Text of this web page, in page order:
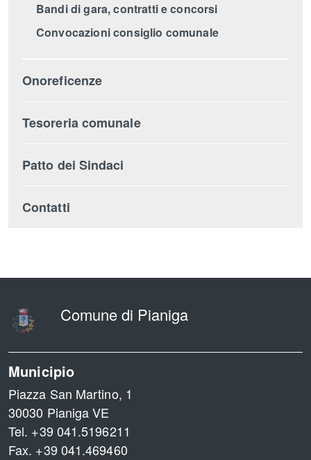
Bandi di gara, contratti e concorsi
Convocazioni consiglio comunale
Onoreficenze
Tesoreria comunale
Patto dei Sindaci
Contatti
Comune di Pianiga
Municipio
Piazza San Martino, 1
30030 Pianiga VE
Tel. +39 041.5196211
Fax. +39 041.469460